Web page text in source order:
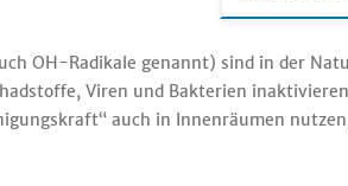
OH-Radikale genannt) sind in der
Viren und Bakterien
auch in Innenräumen